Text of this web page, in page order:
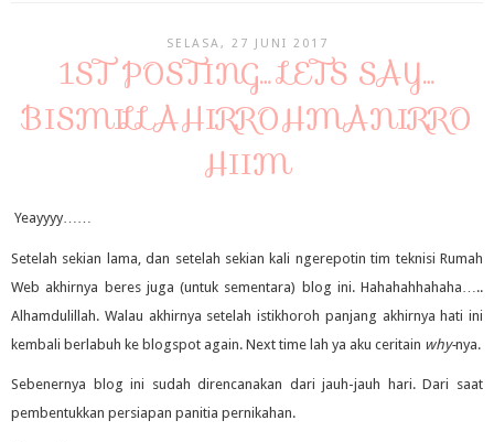
SELASA, 27 JUNI 2017
1ST POSTING… LETS SAY…
BISMILLAHIRROHMANIRRO
HIIM
Yeayyyy……
Setelah sekian lama, dan setelah sekian kali ngerepotin tim teknisi Rumah
Web akhirnya beres juga (untuk sementara) blog ini. Hahahahhahaha…..
Alhamdulillah. Walau akhirnya setelah istikhoroh panjang akhirnya hati ini
kembali berlabuh ke blogspot again. Next time lah ya aku ceritain why-nya.
Sebenernya blog ini sudah direncanakan dari jauh-jauh hari. Dari saat
pembentukkan persiapan panitia pernikahan.